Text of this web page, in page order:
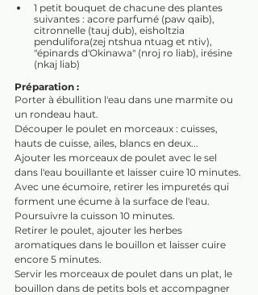
1 petit bouquet de chacune des plantes
suivantes : acore parfumé (paw qaib),
citronnelle (tauj dub), eisholtzia
pendulifora(zej ntshua ntuag et ntiv),
"épinards d'Okinawa" (nroj ro liab), irésine
(nkaj liab)
Préparation :
Porter à ébullition l'eau dans une marmite ou
un rondeau haut.
Découper le poulet en morceaux : cuisses,
hauts de cuisse, ailes, blancs en deux...
Ajouter les morceaux de poulet avec le sel
dans l'eau bouillante et laisser cuire 10 minutes.
Avec une écumoire, retirer les impuretés qui
forment une écume à la surface de l'eau.
Poursuivre la cuisson 10 minutes.
Retirer le poulet, ajouter les herbes
aromatiques dans le bouillon et laisser cuire
encore 5 minutes.
Servir les morceaux de poulet dans un plat, le
bouillon dans de petits bols et accompagner